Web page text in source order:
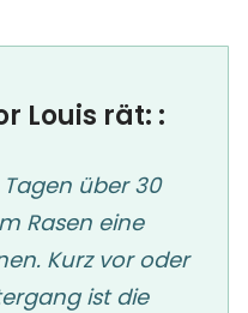
Louis rät: :
über 30
Rasen eine
Kurz vor oder
ist die